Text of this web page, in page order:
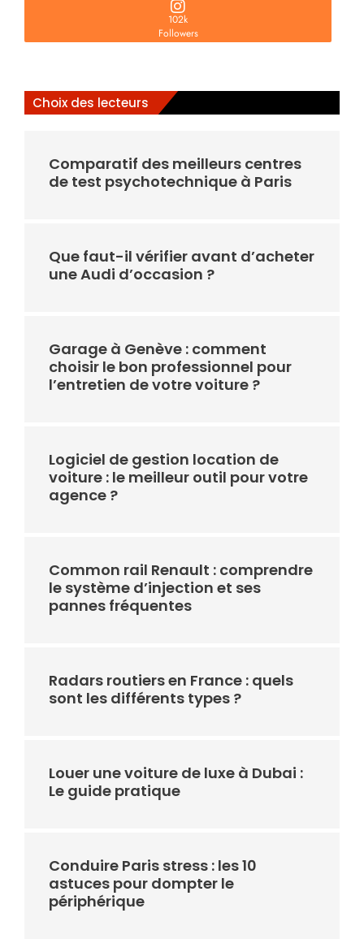
102k
Followers
Choix des lecteurs
Comparatif des meilleurs centres
de test psychotechnique à Paris
Que faut-il vérifier avant d’acheter
une Audi d’occasion ?
Garage à Genève : comment
choisir le bon professionnel pour
l’entretien de votre voiture ?
Logiciel de gestion location de
voiture : le meilleur outil pour votre
agence ?
Common rail Renault : comprendre
le système d’injection et ses
pannes fréquentes
Radars routiers en France : quels
sont les différents types ?
Louer une voiture de luxe à Dubai :
Le guide pratique
Conduire Paris stress : les 10
astuces pour dompter le
périphérique